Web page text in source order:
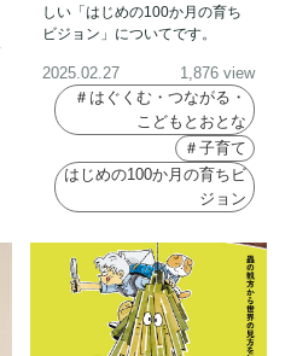
しい「はじめの100か月の育ち
ビジョン」についてです。
2025.02.27
1,876 view
＃はぐくむ・つながる・
こどもとおとな
＃子育て
はじめの100か月の育ちビ
ジョン